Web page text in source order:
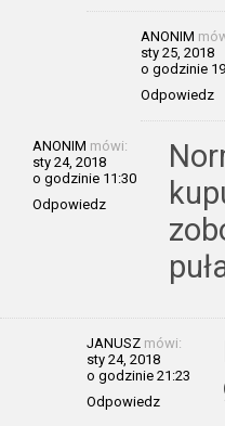
ANONIM
sty 25, 2018
o godzinie
Odpowiedz
ANONIM mówi:
sty 24, 2018
o godzinie 11:30
Odpowiedz
JANUSZ mówi:
sty 24, 2018
o godzinie 21:23
Odpowiedz